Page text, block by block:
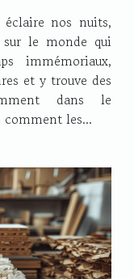
nos nuits,
sur le monde qui
immémoriaux,
et y trouve des
dans le
comment les...